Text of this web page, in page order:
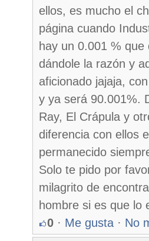
ellos, es mucho el
página cuando
hay un 0.001 %
dándole la razón y
aficionado jajaja,
y ya será 90.001%.
Ray, El Crápula y
diferencia con ellos
permanecido
Solo te pido por
milagrito de
hombre si es que lo
0 · Me gusta · No